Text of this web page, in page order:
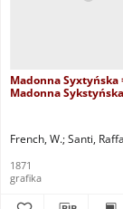
Madonna Syxtyńska
Madonna Sykstyńska
French, W. Santi,
1871
grafika